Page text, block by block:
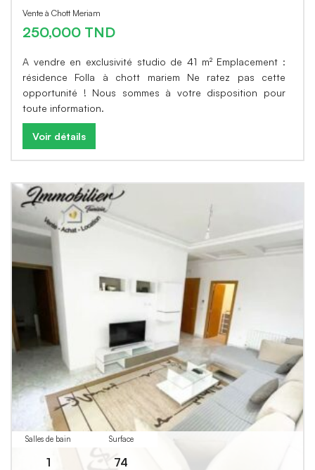
Vente à Chott Meriam
250,000 TND
A vendre en exclusivité studio de 41 m² Emplacement :
résidence Folla à chott mariem Ne ratez pas cette
opportunité ! Nous sommes à votre disposition pour
toute information.
Voir détails
Salles de bain
1
Surface
74